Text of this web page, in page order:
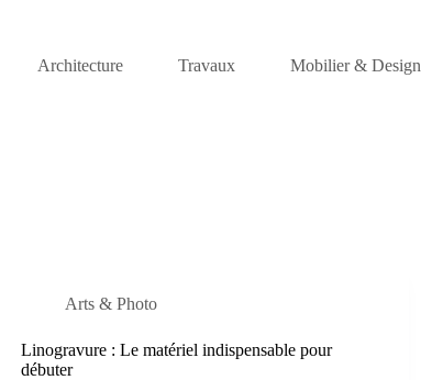
Architecture Travaux Mobilier & Design
Arts & Photo
Linogravure : Le matériel indispensable pour
débuter